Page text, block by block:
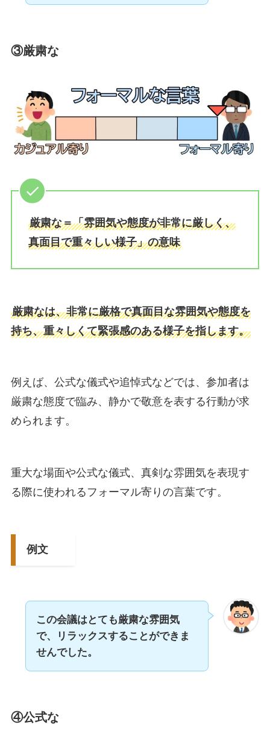
③厳粛な
厳粛な＝「雰囲気や態度が非常に厳しく、
真面目で重々しい様子」の意味
厳粛なは、非常に厳格で真面目な雰囲気や態度を
持ち、重々しくて緊張感のある様子を指します。
例えば、公式な儀式や追悼式などでは、参加者は
厳粛な態度で臨み、静かで敬意を表する行動が求
められます。
重大な場面や公式な儀式、真剣な雰囲気を表現す
る際に使われるフォーマル寄りの言葉です。
例文
この会議はとても厳粛な雰囲気
で、リラックスすることができま
せんでした。
④公式な